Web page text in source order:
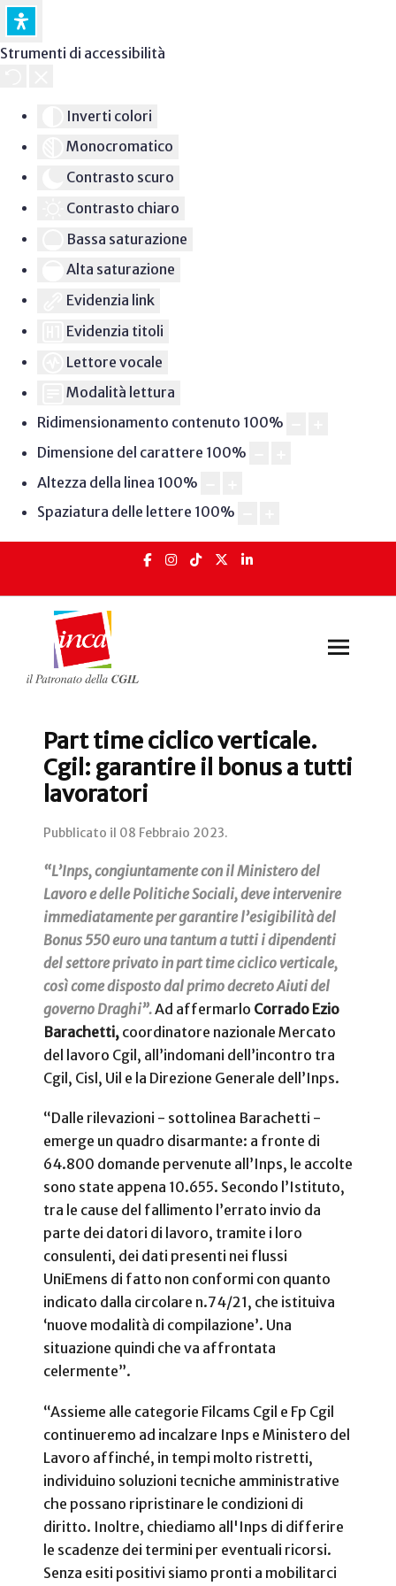
Strumenti di accessibilità
Inverti colori
Monocromatico
Contrasto scuro
Contrasto chiaro
Bassa saturazione
Alta saturazione
Evidenzia link
Evidenzia titoli
Lettore vocale
Modalità lettura
Ridimensionamento contenuto 100%
Dimensione del carattere 100%
Altezza della linea 100%
Spaziatura delle lettere 100%
Part time ciclico verticale.
Cgil: garantire il bonus a tutti
lavoratori
Pubblicato il 08 Febbraio 2023.
“L’Inps, congiuntamente con il Ministero del
Lavoro e delle Politiche Sociali, deve intervenire
immediatamente per garantire l’esigibilità del
Bonus 550 euro una tantum a tutti i dipendenti
del settore privato in part time ciclico verticale,
così come disposto dal primo decreto Aiuti del
governo Draghi”.Ad affermarlo Corrado Ezio
Barachetti, coordinatore nazionale Mercato
del lavoro Cgil, all’indomani dell’incontro tra
Cgil, Cisl, Uil e la Direzione Generale dell’Inps.
“Dalle rilevazioni - sottolinea Barachetti -
emerge un quadro disarmante: a fronte di
64.800 domande pervenute all’Inps, le accolte
sono state appena 10.655. Secondo l’Istituto,
tra le cause del fallimento l’errato invio da
parte dei datori di lavoro, tramite i loro
consulenti, dei dati presenti nei flussi
UniEmens di fatto non conformi con quanto
indicato dalla circolare n.74/21, che istituiva
‘nuove modalità di compilazione’. Una
situazione quindi che va affrontata
celermente”.
“Assieme alle categorie Filcams Cgil e Fp Cgil
continueremo ad incalzare Inps e Ministero del
Lavoro affinché, in tempi molto ristretti,
individuino soluzioni tecniche amministrative
che possano ripristinare le condizioni di
diritto. Inoltre, chiediamo all'Inps di differire
le scadenze dei termini per eventuali ricorsi.
Senza esiti positivi siamo pronti a mobilitarci